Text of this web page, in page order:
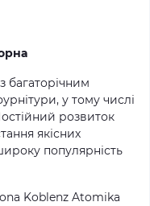
багаторічним
у тому числі
розвиток
якісних
популярність
Koblenz Atomika